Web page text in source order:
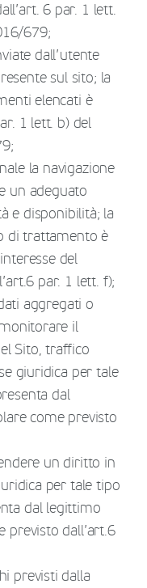
6 par. 1 lett.
679;
dall’utente
sul sito; la
elencati è
1 lett. b) del
la navigazione
un adeguato
e disponibilità; la
di trattamento è
del
par. 1 lett. f);
aggregati o
il
Sito, traffico
giuridica per tale
dal
come previsto
un diritto in
per tale tipo
dal legittimo
previsto dall’art.6
previsti dalla